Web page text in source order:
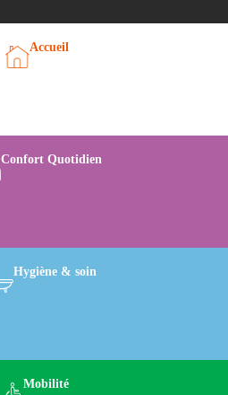
Accueil
Confort Quotidien
Hygiène & soin
Mobilité